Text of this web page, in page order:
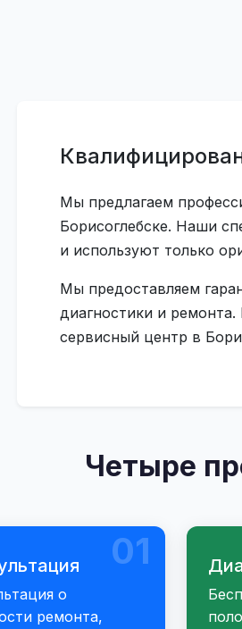
Мы предлагаем
Борисоглебске. Наши
и используют только
Мы предоставляем
диагностики и
сервисный центр в
Четыре
01
о
ремонта,